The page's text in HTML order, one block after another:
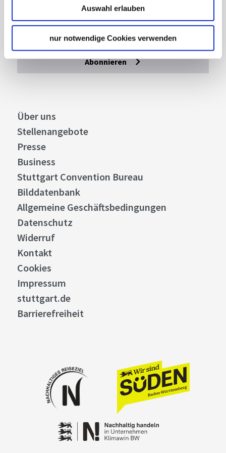
Auswahl erlauben
nur notwendige Cookies verwenden
Highlights und aktuellen Angeboten in
Stuttgart und Region immer up-to-date.
Abonnieren
Über uns
Stellenangebote
Presse
Business
Stuttgart Convention Bureau
Bilddatenbank
Allgemeine Geschäftsbedingungen
Datenschutz
Widerruf
Kontakt
Cookies
Impressum
stuttgart.de
Barrierefreiheit